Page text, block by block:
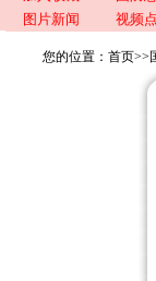
图片新闻
视频
您的位置： 首页>>